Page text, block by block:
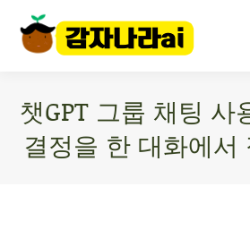
챗GPT 그룹 채팅 사
결정을 한 대화에서